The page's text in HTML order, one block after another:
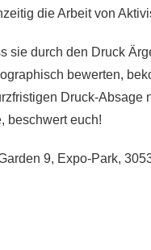
die Arbeit von
sie durch den Druck
bewerten,
Druck-
beschwert euch!
9, Expo-Park,